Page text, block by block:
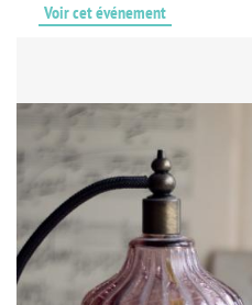
Voir cet événement